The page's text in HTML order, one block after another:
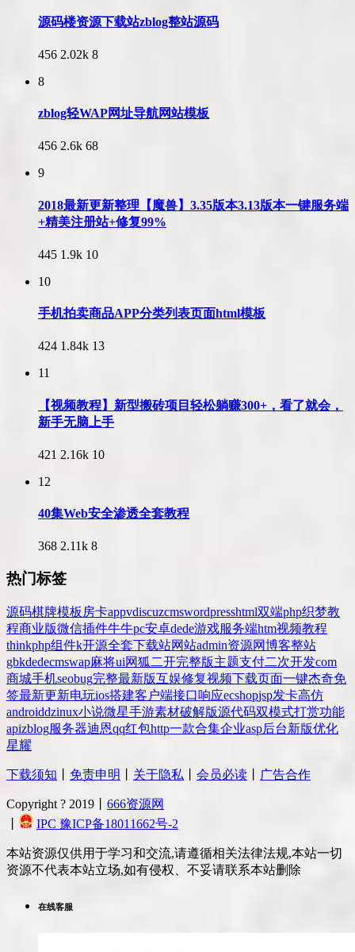
源码楼资源下载站zblog整站源码
456 2.02k 8
8
zblog轻WAP网址导航网站模板
456 2.6k 68
9
2018最新更新整理【魔兽】3.35版本3.13版本一键服务端
+精美注册站+修复99%
445 1.9k 10
10
手机拍卖商品APP分类列表页面html模板
424 1.84k 13
11
【视频教程】新型搬砖项目轻松躺赚300+，看了就会，
新手无脑上手
421 2.16k 10
12
40集Web安全渗透全套教程
368 2.11k 8
热门标签
源码棋牌模板 房卡appvdiscuzcmswordpresshtml双端php织梦教
程商业版微信插件牛牛pc安卓dede游戏服务端htm视频教程
thinkphp组件k开源全套下载站网站admin资源网博客整站
gbkdedecmswap麻将ui网狐 二开完整版主题支付二次开发com
商城手机seobug完整最新版互娱修复视频下载页面一键杰奇免
签最新更新电玩ios搭建客户端接口响应ecshopjsp发卡高仿
androiddzinux小说微星手游素材破解版源代码双模式打赏功能
apizblog服务器迪恩qq红包http一款合集企业asp后台新版优化
星耀
下载须知 免责申明 关于隐私 会员必读 广告合作
Copyright ? 2019丨 666资源网
IPC 豫ICP备18011662号-2
本站资源仅供用于学习和交流,请遵循相关法律法规,本站一切
资源不代表本站立场,如有侵权、不妥请联系本站删除
在线客服